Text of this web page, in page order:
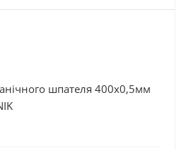
шпателя 400х0,5мм